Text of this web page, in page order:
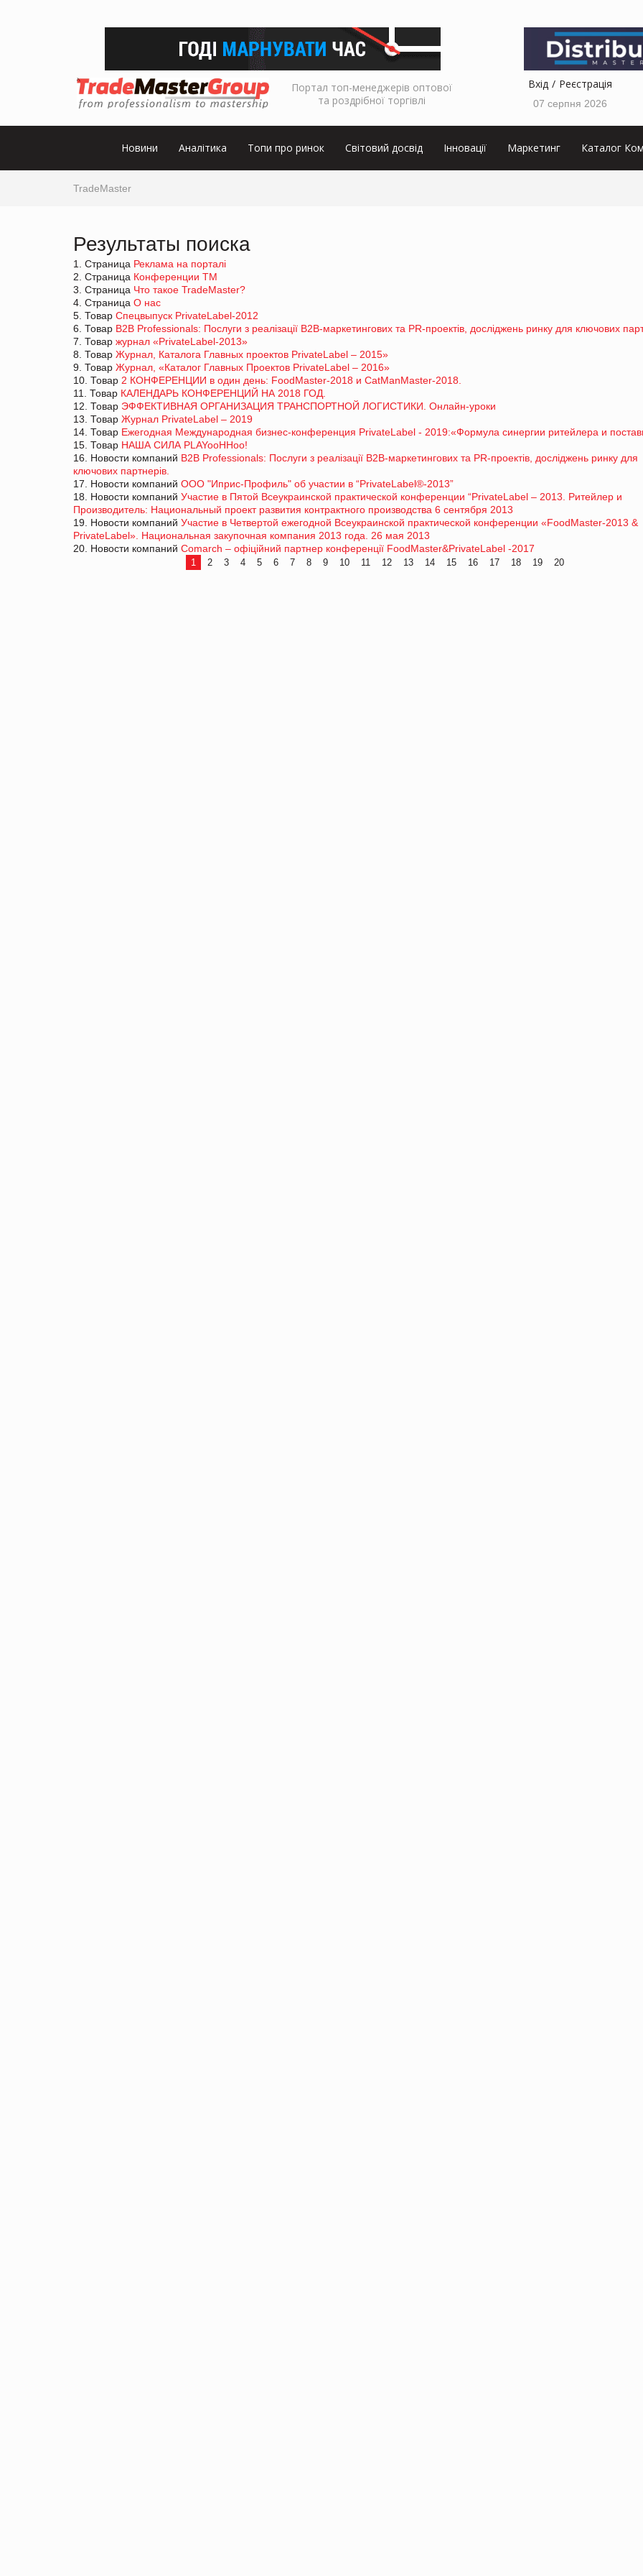
Портал топ-менеджерів оптової
та роздрібної торгівлі
Вхід Реєстрація
07 серпня 2026
Новини Аналітика Топи про ринок Світовий досвід Інновації Маркетинг Каталог
TradeMaster
Результаты поиска
1. Страница Реклама на порталі
2. Страница Конференции ТМ
3. Страница Что такое TradeMaster?
4. Страница О нас
5. Товар Спецвыпуск PrivateLabel-2012
6. Товар B2B Professionals: Послуги з реалізації В2В-маркетингових та PR-проектів, досліджень ринку для ключових
7. Товар журнал «PrivateLabel-2013»
8. Товар Журнал, Каталога Главных проектов PrivateLabel – 2015»
9. Товар Журнал, «Каталог Главных Проектов PrivateLabel – 2016»
10. Товар 2 КОНФЕРЕНЦИИ в один день: FoodMaster-2018 и CatManMaster-2018.
11. Товар КАЛЕНДАРЬ КОНФЕРЕНЦИЙ НА 2018 ГОД.
12. Товар ЭФФЕКТИВНАЯ ОРГАНИЗАЦИЯ ТРАНСПОРТНОЙ ЛОГИСТИКИ. Онлайн-уроки
13. Товар Журнал PrivateLabel – 2019
14. Товар Ежегодная Международная бизнес-конференция PrivateLabel - 2019:«Формула синергии ритейлера и
15. Товар НАША СИЛА PLAYooHHoo!
16. Новости компаний B2B Professionals: Послуги з реалізації В2В-маркетингових та PR-проектів, досліджень ринку для
ключових партнерів.
17. Новости компаний ООО "Иприс-Профиль" об участии в “PrivateLabel®-2013”
18. Новости компаний Участие в Пятой Всеукраинской практической конференции “PrivateLabel – 2013. Ритейлер и
Производитель: Национальный проект развития контрактного производства 6 сентября 2013
19. Новости компаний Участие в Четвертой ежегодной Всеукраинской практической конференции «FoodMaster-2013 &
PrivateLabel». Национальная закупочная компания 2013 года. 26 мая 2013
20. Новости компаний Comarch – офіційний партнер конференції FoodMaster&PrivateLabel -2017
1 2 3 4 5 6 7 8 9 10 11 12 13 14 15 16 17 18 19 20